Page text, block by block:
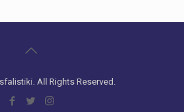
All Rights Reserved.